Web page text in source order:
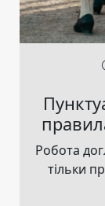
Робота
тільки